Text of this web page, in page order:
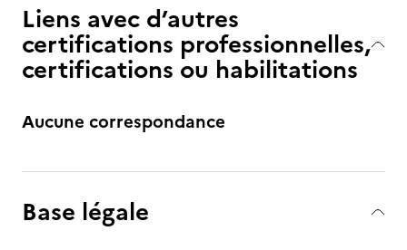
Liens avec d’autres
certifications professionnelles,
certifications ou habilitations
Aucune correspondance
Base légale